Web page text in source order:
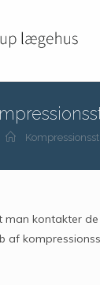
man kontakter
af